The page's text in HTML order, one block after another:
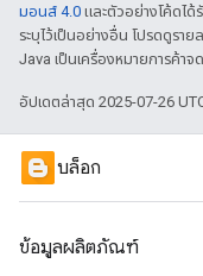
มอนส์ 4.0 และตัวอย่างโค้ดไ
ระบุไว้เป็นอย่างอื่น โปรดดูราย
Java เป็นเครื่องหมายการค้า
อัปเดตล่าสุด 2025-07-26
บล็อก
ข้อมูลผลิตภัณฑ์